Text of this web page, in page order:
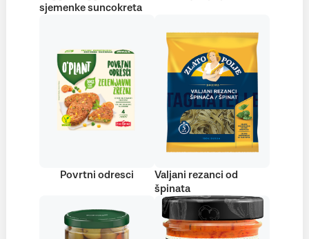
sjemenke suncokreta
Povrtni odresci
Valjani rezanci od
špinata